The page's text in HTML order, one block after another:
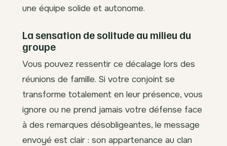
une équipe solide et autonome.
La sensation de solitude au milieu du
groupe
Vous pouvez ressentir ce décalage lors des
réunions de famille. Si votre conjoint se
transforme totalement en leur présence, vous
ignore ou ne prend jamais votre défense face
à des remarques désobligeantes, le message
envoyé est clair : son appartenance au clan